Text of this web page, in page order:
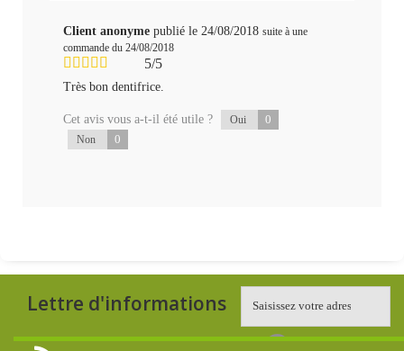
Client anonyme publié le 24/08/2018 suite à une
commande du 24/08/2018
5/5
Très bon dentifrice.
Cet avis vous a-t-il été utile ? Oui 0
Non 0
Lettre d'informations